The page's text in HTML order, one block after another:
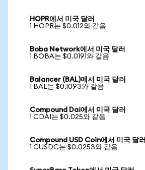
HOPR에서 미국 달러
1 HOPR는 $0.012와 같음
Boba Network에서 미국 달러
1 BOBA는 $0.0191와 같음
Balancer (BAL)에서 미국 달러
1 BAL는 $0.1093와 같음
Compound Dai에서 미국 달러
1 CDAI는 $0.025와 같음
Compound USD Coin에서 미국 달러
1 CUSDC는 $0.0253와 같음